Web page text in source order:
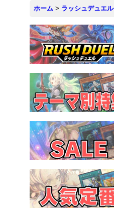
ホーム > ラッシュデュエル